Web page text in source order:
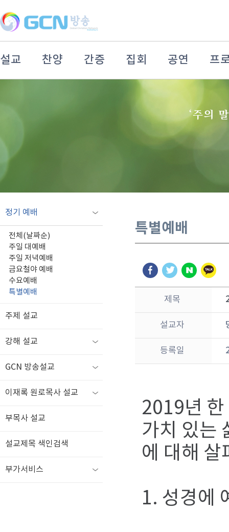
설교 찬양 간증 집회 공연 프
정기 예배
전체(날짜순)
주일 대예배
주일 저녁예배
금요철야 예배
수요예배
특별예배
주제 설교
강해 설교
GCN 방송설교
이재록 원로목사 설교
부목사 설교
설교제목 색인검색
부가서비스
특별예배
제목
설교자
등록일
2019년 한
가치 있는
에 대해
1. 성경에